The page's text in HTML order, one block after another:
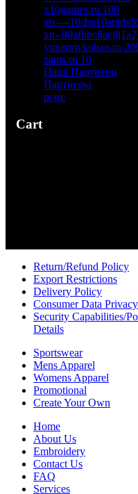
x10games.ru 100
xn—-
xn--
yunarmykuban.ru
zants.ru 10
Наші Партнери
Партнеры
реце
Cart
Return/Refund Policy
Export Restrictions
Delivery Policy
Consumer Data
Security Capabilities/
Details
Sportswear
Mens Apparel
Womens Apparel
Promotional
Create Your Own
Home
About Us
Embroidery
Contact Us
FAQ
Services